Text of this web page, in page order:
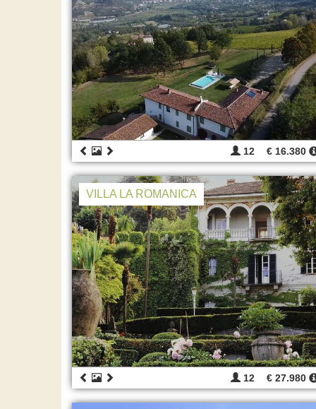
12 € 16.380
VILLA LA ROMANICA
12 € 27.980